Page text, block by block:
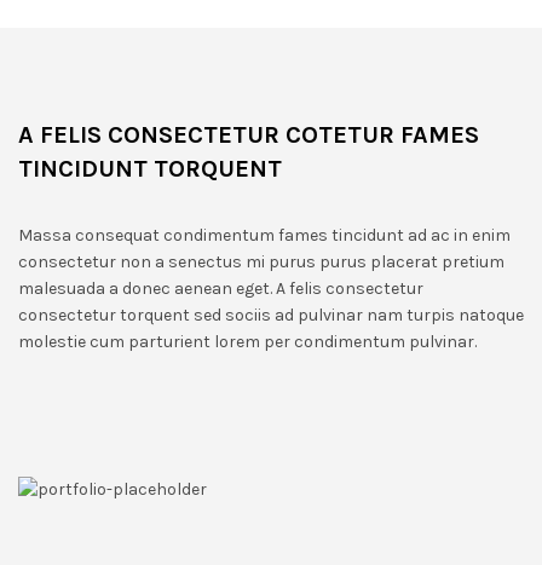
A FELIS CONSECTETUR COTETUR FAMES
TINCIDUNT TORQUENT
Massa consequat condimentum fames tincidunt ad ac in enim
consectetur non a senectus mi purus purus placerat pretium
malesuada a donec aenean eget. A felis consectetur
consectetur torquent sed sociis ad pulvinar nam turpis natoque
molestie cum parturient lorem per condimentum pulvinar.